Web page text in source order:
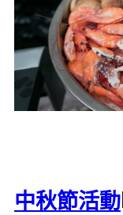
中秋節活動